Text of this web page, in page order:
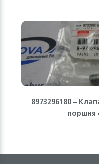
8973296180 –
поршня